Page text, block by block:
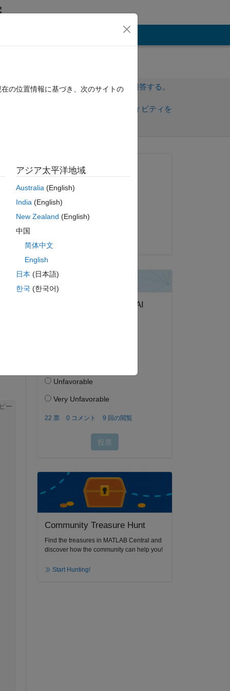
サインインしてこの質問に回答する。
サインインしてアクティビティを
する。
ー
質問済み:
2022 年 9 月 22 日
回答済み:
Community Treasure Hunt
Find the treasures in MATLAB Central and
discover how the community can help you!
Start Hunting!
の位置情報に基づき、次のサイトの
アジア太平洋地域
Australia(English)
India(English)
New Zealand (English)
中国
简体中文
English
日本 (日本語)
한국 (한국어)